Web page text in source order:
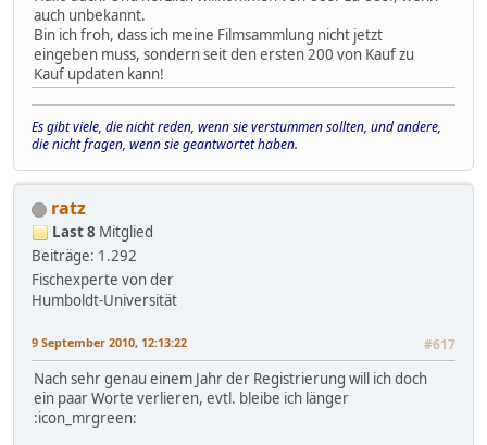
auch unbekannt.
Bin ich froh, dass ich meine Filmsammlung nicht jetzt
eingeben muss, sondern seit den ersten 200 von Kauf zu
Kauf updaten kann!
Es gibt viele, die nicht reden, wenn sie verstummen sollten, und andere,
die nicht fragen, wenn sie geantwortet haben.
ratz
Last 8 Mitglied
Beiträge: 1.292
Fischexperte von der
Humboldt-Universität
9 September 2010, 12:13:22 #617
Nach sehr genau einem Jahr der Registrierung will ich doch
ein paar Worte verlieren, evtl. bleibe ich länger
:icon_mrgreen: